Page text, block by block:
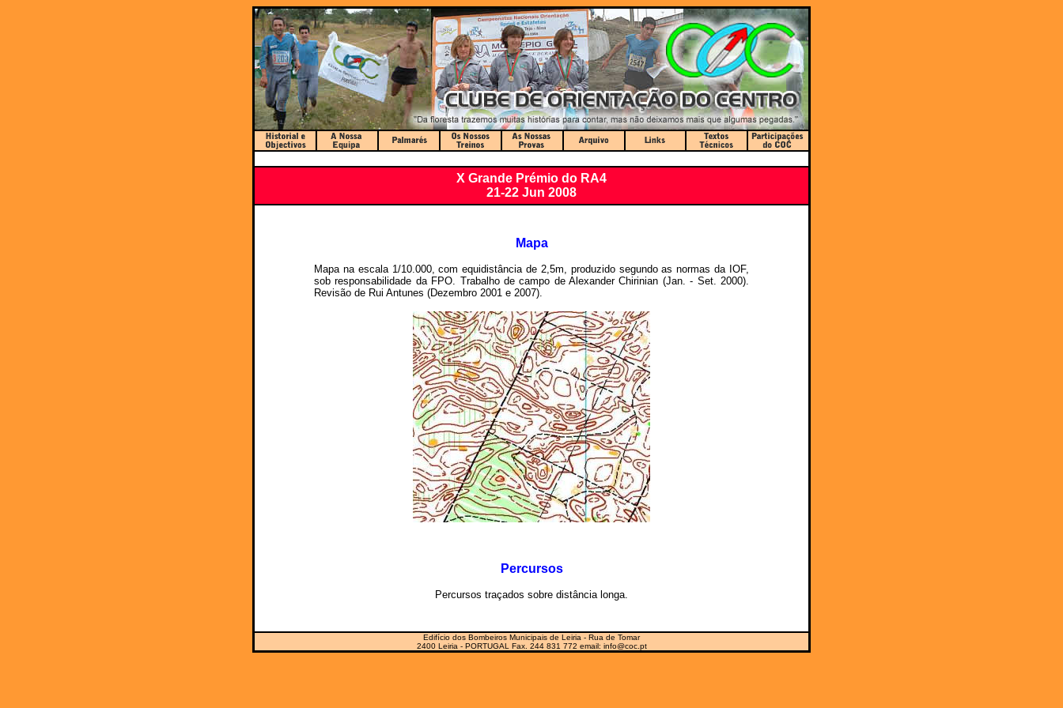
X Grande Prémio do RA4
21-22 Jun 2008
Mapa
Mapa na escala 1/10.000, com equidistância de 2,5m, produzido segundo as normas da IOF,
sob responsabilidade da FPO. Trabalho de campo de Alexander Chirinian (Jan. - Set. 2000).
Revisão de Rui Antunes (Dezembro 2001 e 2007).
Percursos
Percursos traçados sobre distância longa.
Edifício dos Bombeiros Municipais de Leiria - Rua de Tomar
2400 Leiria - PORTUGAL Fax. 244 831 772 email: info@coc.pt